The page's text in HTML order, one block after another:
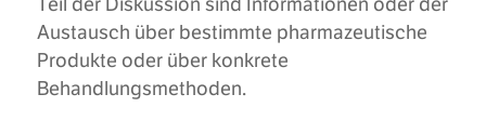
Austausch über bestimmte pharmazeutische
Produkte oder über konkrete
Behandlungsmethoden.